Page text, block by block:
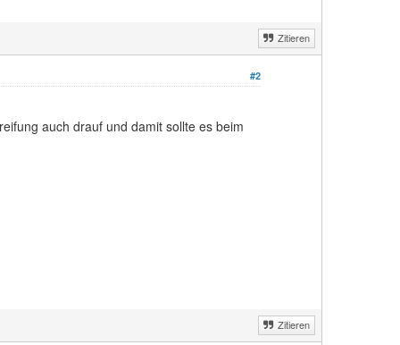
Zitieren
#2
auch drauf und damit sollte es beim
Zitieren